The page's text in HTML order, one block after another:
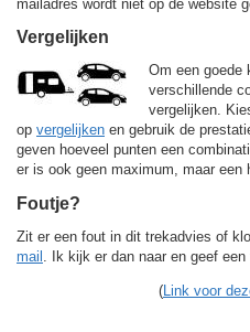
mailadres wordt niet op de website
Vergelijken
Om een goede
verschillende
vergelijken.
op vergelijken en gebruik de
geven hoeveel punten een
er is ook geen maximum, maar een
Foutje?
Zit er een fout in dit trekadvies of
mail
. Ik kijk er dan naar en geef een
( Link voor